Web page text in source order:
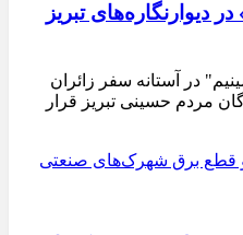
دیوارنگاره‌های تبریز
در آستانه سفر زائران
مردم حسینی تبریز قرار